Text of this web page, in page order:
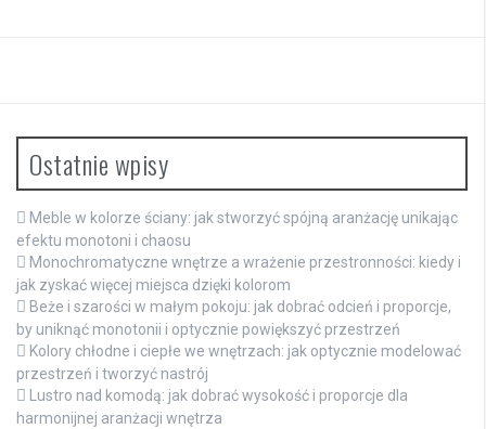
Ostatnie wpisy
Meble w kolorze ściany: jak stworzyć spójną aranżację unikając
efektu monotoni i chaosu
Monochromatyczne wnętrze a wrażenie przestronności: kiedy i
jak zyskać więcej miejsca dzięki kolorom
Beże i szarości w małym pokoju: jak dobrać odcień i proporcje,
by uniknąć monotonii i optycznie powiększyć przestrzeń
Kolory chłodne i ciepłe we wnętrzach: jak optycznie modelować
przestrzeń i tworzyć nastrój
Lustro nad komodą: jak dobrać wysokość i proporcje dla
harmonijnej aranżacji wnętrza